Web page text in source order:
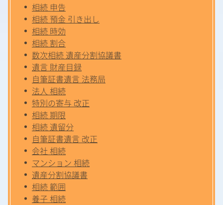
相続 申告
相続 預金 引き出し
相続 時効
相続 割合
数次相続 遺産分割協議書
遺言 財産目録
自筆証書遺言 法務局
法人 相続
特別の寄与 改正
相続 期限
相続 遺留分
自筆証書遺言 改正
会社 相続
マンション 相続
遺産分割協議書
相続 範囲
養子 相続